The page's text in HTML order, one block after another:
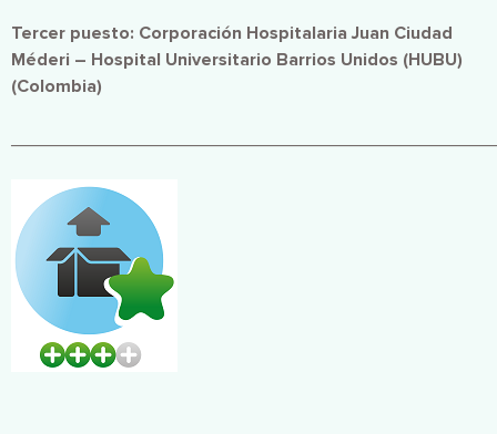
Tercer puesto: Corporación Hospitalaria Juan Ciudad
Méderi – Hospital Universitario Barrios Unidos (HUBU)
(Colombia)
Imagen